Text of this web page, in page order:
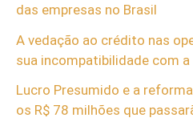
das empresas no Brasil
A vedação ao crédito nas
sua incompatibilidade com
Lucro Presumido e a
os R$ 78 milhões que